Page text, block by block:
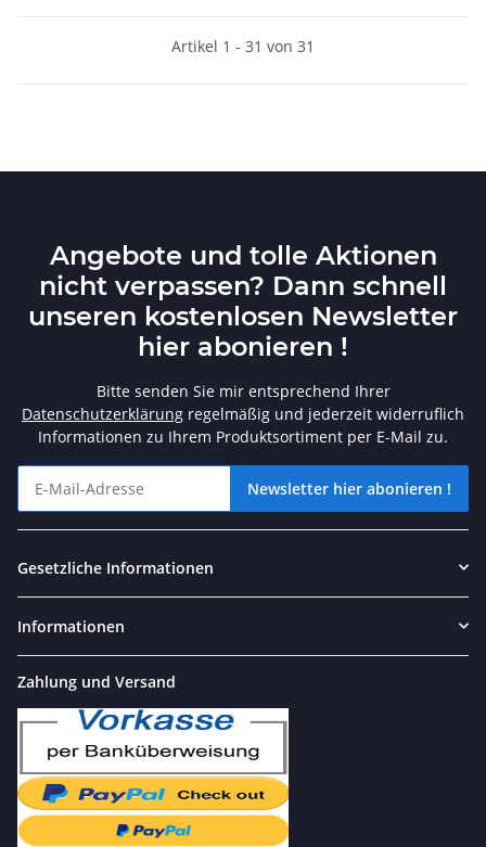
Artikel 1 - 31 von 31
Angebote und tolle Aktionen
nicht verpassen? Dann schnell
unseren kostenlosen Newsletter
hier abonieren !
Bitte senden Sie mir entsprechend Ihrer
Datenschutzerklärung regelmäßig und jederzeit widerruflich
Informationen zu Ihrem Produktsortiment per E-Mail zu.
Newsletter hier abonieren !
Gesetzliche Informationen
Informationen
Zahlung und Versand